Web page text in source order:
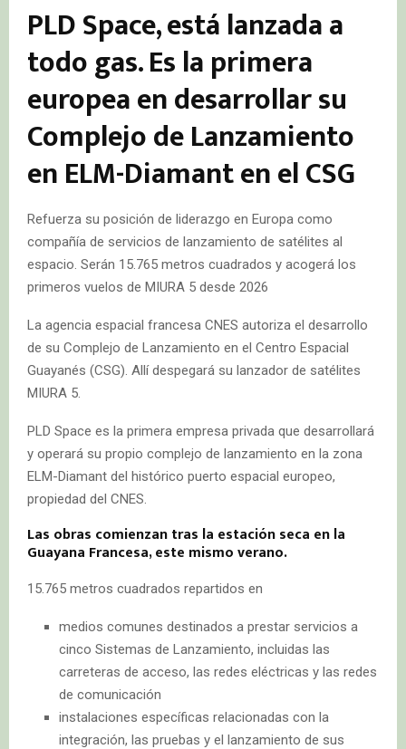
PLD Space, está lanzada a
todo gas. Es la primera
europea en desarrollar su
Complejo de Lanzamiento
en ELM-Diamant en el CSG
Refuerza su posición de liderazgo en Europa como
compañía de servicios de lanzamiento de satélites al
espacio. Serán 15.765 metros cuadrados y acogerá los
primeros vuelos de MIURA 5 desde 2026
La agencia espacial francesa CNES autoriza el desarrollo
de su Complejo de Lanzamiento en el Centro Espacial
Guayanés (CSG). Allí despegará su lanzador de satélites
MIURA 5.
PLD Space es la primera empresa privada que desarrollará
y operará su propio complejo de lanzamiento en la zona
ELM-Diamant del histórico puerto espacial europeo,
propiedad del CNES.
Las obras comienzan tras la estación seca en la
Guayana Francesa, este mismo verano.
15.765 metros cuadrados repartidos en
medios comunes destinados a prestar servicios a
cinco Sistemas de Lanzamiento, incluidas las
carreteras de acceso, las redes eléctricas y las redes
de comunicación
instalaciones específicas relacionadas con la
integración, las pruebas y el lanzamiento de sus